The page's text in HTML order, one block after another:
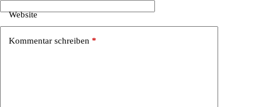
Website
Kommentar schreiben *